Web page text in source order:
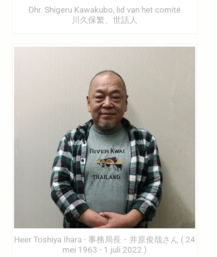
Dhr. Shigeru Kawakubo, lid van het comité
川久保繁、世話人
Heer Toshiya Ihara - 事務局長・井原俊哉さん ( 24
mei 1963 - 1 juli 2022 )